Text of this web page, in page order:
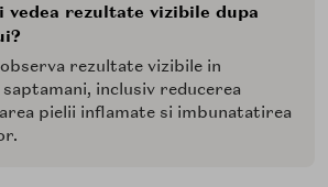
rezultate vizibile dupa
rezultate vizibile in
inclusiv reducerea
pielii inflamate si imbunatatirea